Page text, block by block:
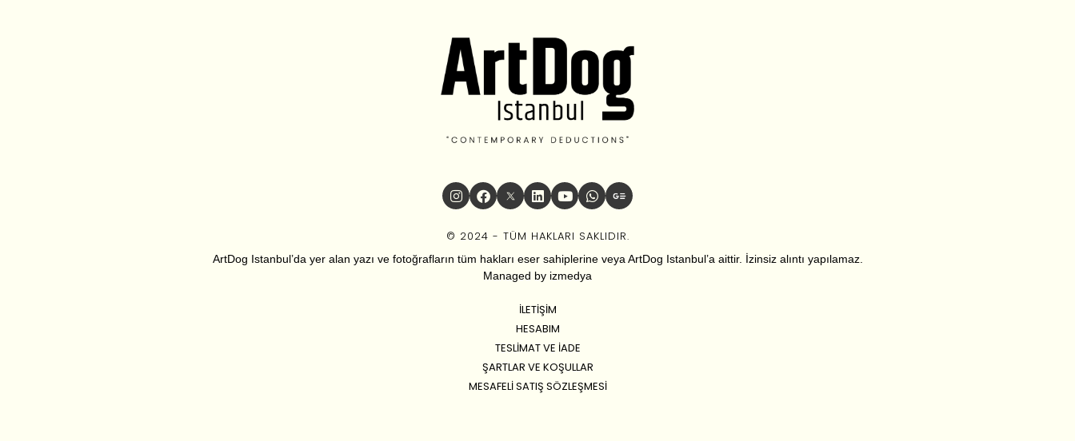
© 2024 - TÜM HAKLARI SAKLIDIR.
ArtDog Istanbul’da yer alan yazı ve fotoğrafların tüm hakları eser sahiplerine veya ArtDog Istanbul’a aittir. İzinsiz alıntı yapılamaz.
Managed by izmedya
İLETIŞIM
HESABIM
TESLIMAT VE İADE
ŞARTLAR VE KOŞULLAR
MESAFELI SATIŞ SÖZLEŞMESI